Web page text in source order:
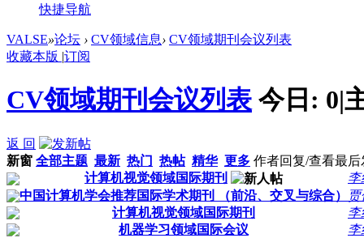
快捷导航
VALSE»论坛 › CV领域信息› CV领域期刊会议列表
收藏本版 |订阅
CV领域期刊会议列表 今日: 0|
返 回
新窗 全部主题 最新 热门 热帖 精华 更多 作者回复/查看最后
计算机视觉领域国际期刊
李
中国计算机学会推荐国际学术期刊 （前沿、交叉与综合）
计算机视觉领域国际期刊
李
机器学习领域国际会议
李